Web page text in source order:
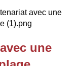
une